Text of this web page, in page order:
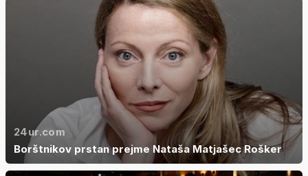
24ur.com
Borštnikov prstan prejme Nataša Matjašec Rošker